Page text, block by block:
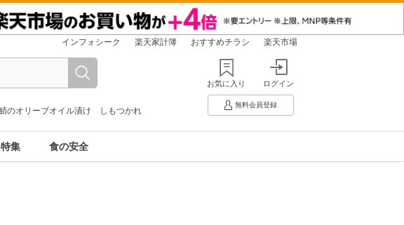
インフォシーク 楽天家計簿 おすすめチラシ 楽天市場
のオリーブオイル漬け しもつかれ
お気に入り ログイン
無料会員登録
集 食の安全